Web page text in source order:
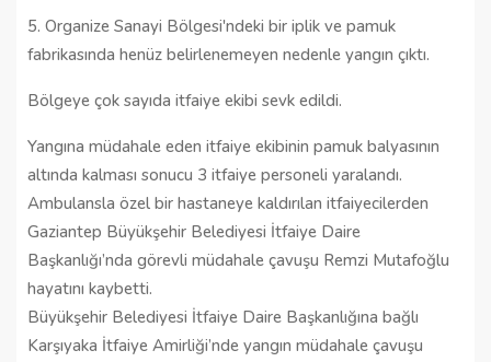
5. Organize Sanayi Bölgesi'ndeki bir iplik ve pamuk
fabrikasında henüz belirlenemeyen nedenle yangın çıktı.
Bölgeye çok sayıda itfaiye ekibi sevk edildi.
Yangına müdahale eden itfaiye ekibinin pamuk balyasının
altında kalması sonucu 3 itfaiye personeli yaralandı.
Ambulansla özel bir hastaneye kaldırılan itfaiyecilerden
Gaziantep Büyükşehir Belediyesi İtfaiye Daire
Başkanlığı’nda görevli müdahale çavuşu Remzi Mutafoğlu
hayatını kaybetti.
Büyükşehir Belediyesi İtfaiye Daire Başkanlığına bağlı
Karşıyaka İtfaiye Amirliği’nde yangın müdahale çavuşu